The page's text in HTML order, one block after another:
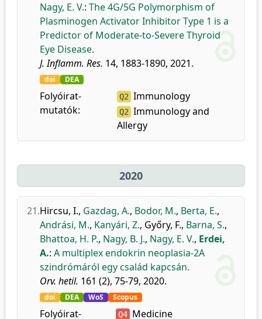
Nagy, E. V.: The 4G/5G Polymorphism of
Plasminogen Activator Inhibitor Type 1 is a
Predictor of Moderate-to-Severe Thyroid
Eye Disease.
J. Inflamm. Res. 14, 1883-1890, 2021.
doi DEA
Folyóirat-
mutatók:
Q2 Immunology
Q2 Immunology and
Allergy
2020
21.Hircsu, I., Gazdag, A., Bodor, M., Berta, E.,
Andrási, M., Kanyári, Z., Győry, F., Barna, S.,
Bhattoa, H. P., Nagy, B. J., Nagy, E. V., Erdei,
A.: A multiplex endokrin neoplasia-2A
szindrómáról egy család kapcsán.
Orv. hetil. 161 (2), 75-79, 2020.
doi DEA WoS Scopus
Folyóirat-
Q4 Medicine